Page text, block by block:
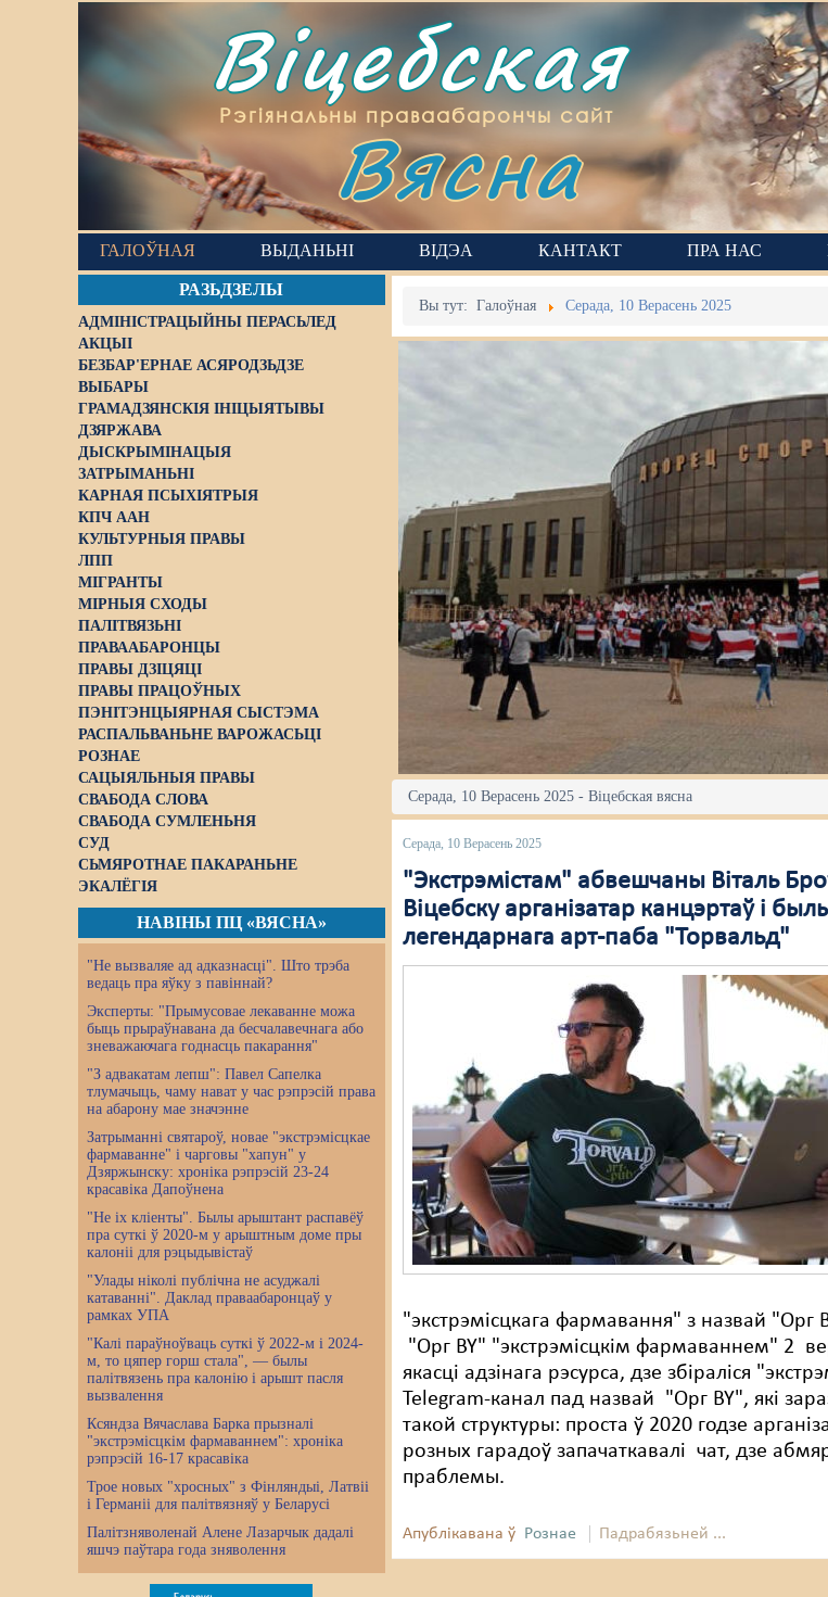
Віцебская
Рэгіянальны праваабарончы сайт
Вясна
ГАЛОЎНАЯ ВЫДАНЬНІ ВІДЭА КАНТАКТ ПРА НАС
РАЗЬДЗЕЛЫ
АДМІНІСТРАЦЫЙНЫ ПЕРАСЬЛЕД
АКЦЫІ
БЕЗБАР'ЕРНАЕ АСЯРОДЗЬДЗЕ
ВЫБАРЫ
ГРАМАДЗЯНСКІЯ ІНІЦЫЯТЫВЫ
ДЗЯРЖАВА
ДЫСКРЫМІНАЦЫЯ
ЗАТРЫМАНЬНІ
КАРНАЯ ПСЫХІЯТРЫЯ
КПЧ ААН
КУЛЬТУРНЫЯ ПРАВЫ
ЛПП
МІГРАНТЫ
МІРНЫЯ СХОДЫ
ПАЛІТВЯЗЬНІ
ПРАВААБАРОНЦЫ
ПРАВЫ ДЗІЦЯЦІ
ПРАВЫ ПРАЦОЎНЫХ
ПЭНІТЭНЦЫЯРНАЯ СЫСТЭМА
РАСПАЛЬВАНЬНЕ ВАРОЖАСЬЦІ
РОЗНАЕ
САЦЫЯЛЬНЫЯ ПРАВЫ
СВАБОДА СЛОВА
СВАБОДА СУМЛЕНЬНЯ
СУД
СЬМЯРОТНАЕ ПАКАРАНЬНЕ
ЭКАЛЁГІЯ
НАВІНЫ ПЦ «ВЯСНА»
"Не вызваляе ад адказнасці". Што трэба
ведаць пра яўку з павіннай?
Эксперты: "Прымусовае лекаванне можа
быць прыраўнавана да бесчалавечнага або
зневажаючага годнасць пакарання"
"З адвакатам лепш": Павел Сапелка
тлумачыць, чаму нават у час рэпрэсій права
на абарону мае значэнне
Затрыманні святароў, новае "экстрэмісцкае
фармаванне" і чарговы "хапун" у
Дзяржынску: хроніка рэпрэсій 23-24
красавіка Дапоўнена
"Не іх кліенты". Былы арыштант распавёў
пра суткі ў 2020-м у арыштным доме пры
калоніі для рэцыдывістаў
"Улады ніколі публічна не асуджалі
катаванні". Даклад праваабаронцаў у
рамках УПА
"Калі параўноўваць суткі ў 2022-м і 2024-
м, то цяпер горш стала", — былы
палітвязень пра калонію і арышт пасля
вызвалення
Ксяндза Вячаслава Барка прызналі
"экстрэмісцкім фармаваннем": хроніка
рэпрэсій 16-17 красавіка
Трое новых "хросных" з Фінляндыі, Латвіі
і Германіі для палітвязняў у Беларусі
Палітзняволенай Алене Лазарчык дадалі
яшчэ паўтара года зняволення
Вы тут:Галоўная Серада, 10 Верасень 2025
Серада, 10 Верасень 2025 - Віцебская вясна
Серада, 10 Верасень 2025
"Экстрэмістам" абвешчаны Віталь
Віцебску арганізатар канцэртаў і
легендарнага арт-паба "Торвальд"
"экстрэмісцкага фармавання" з назвай "Орг
"Орг BY" "экстрэмісцкім фармаваннем" 2
якасці адзінага рэсурса, дзе збіраліся
Telegram-канал пад назвай "Орг BY", які
такой структуры: проста ў 2020 годзе
розных гарадоў запачаткавалі чат, дзе
праблемы.
Апублікавана ў Рознае Падрабязьней ...